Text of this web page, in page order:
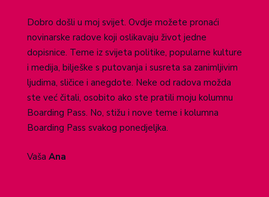
Dobro došli u moj svijet. Ovdje možete pronaći
novinarske radove koji oslikavaju život jedne
dopisnice. Teme iz svijeta politike, popularne kulture
i medija, bilješke s putovanja i susreta sa zanimljivim
ljudima, sličice i anegdote. Neke od radova možda
ste već čitali, osobito ako ste pratili moju kolumnu
Boarding Pass. No, stižu i nove teme i kolumna
Boarding Pass svakog ponedjeljka.
Vaša Ana